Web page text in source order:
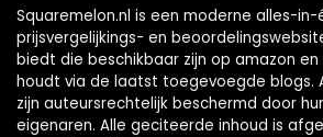
Squaremelon.nl is een moderne alles-in-
prijsvergelijkings- en
biedt die beschikbaar zijn op amazon
houdt via de laatst toegevoegde blogs.
zijn auteursrechtelijk beschermd door
eigenaren. Alle geciteerde inhoud is